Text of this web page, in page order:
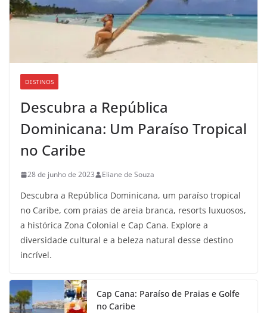
DESTINOS
Descubra a República
Dominicana: Um Paraíso Tropical
no Caribe
28 de junho de 2023 Eliane de Souza
Descubra a República Dominicana, um paraíso tropical
no Caribe, com praias de areia branca, resorts luxuosos,
a histórica Zona Colonial e Cap Cana. Explore a
diversidade cultural e a beleza natural desse destino
incrível.
Cap Cana: Paraíso de Praias e Golfe
no Caribe